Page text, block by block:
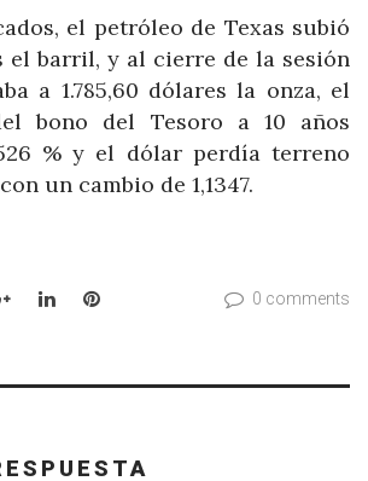
el petróleo de Texas subió
el barril, y al cierre de la sesión
a 1.785,60 dólares la onza, el
bono del Tesoro a 10 años
% y el dólar perdía terreno
un cambio de 1,1347.
Google+LinkedInPinterest 0 comments